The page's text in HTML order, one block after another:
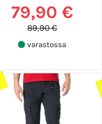
79,90 €
89,90 €
varastossa